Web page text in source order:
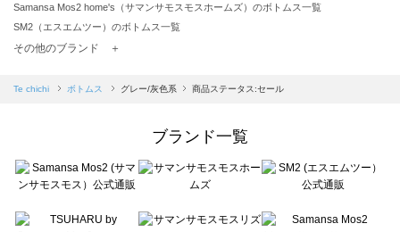
Samansa Mos2 home's（サマンサモスモスホームズ）のボトムス一覧
SM2（エスエムツー）のボトムス一覧
TSUHARU by Samansa Mos2（ツハルバイサマンサモスモス）のボトムス一覧
Samansa Mos2 blue（サマンサモスモス ブルー）のボトムス一覧
sō4ū（ソウフォーユー）のボトムス一覧
Te chichi（テチチ）のボトムス一覧
Te chichi CLASSIC（テチチ クラシック）のボトムス一覧
Lugnoncure（ルノンキュール）のボトムス一覧
その他のブランド ＋
Te chichi ボトムス グレー/灰色系 商品ステータス:セール
ブランド一覧